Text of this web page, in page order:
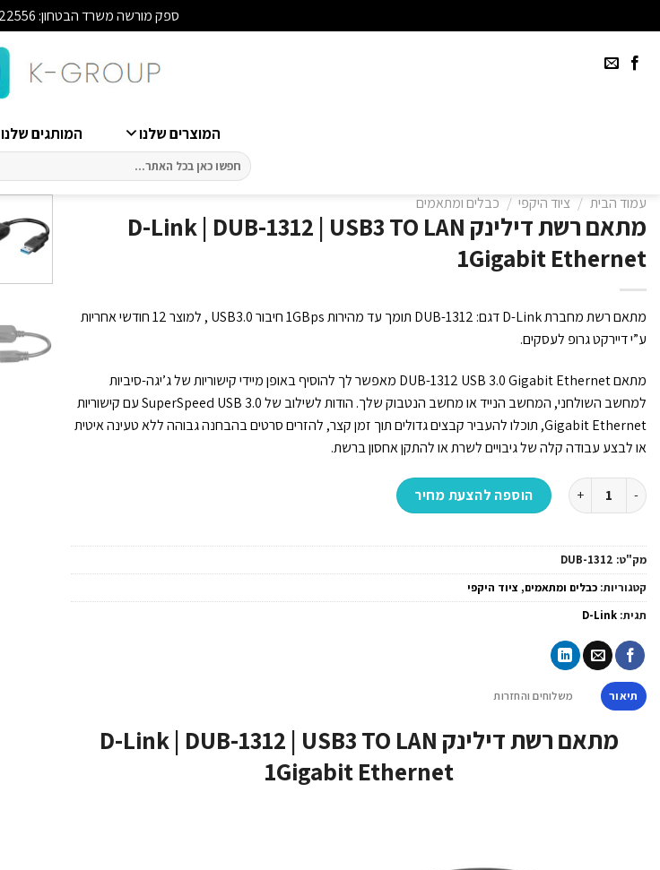
ספק מורשה משרד הבטחון: 0011022556
המוצרים שלנו המותגים שלנו
חיפוש
עבור:
עמוד הבית / ציוד היקפי / כבלים ומתאמים
מתאם רשת דילינק D-Link | DUB-1312 | USB3 TO LAN
1Gigabit Ethernet
מתאם רשת מחברת D-Link דגם: DUB-1312 תומך עד מהירות 1GBps חיבור USB3.0 , למוצר 12 חודשי אחריות
ע”י דיירקט גרופ לעסקים.
מתאם DUB-1312 USB 3.0 Gigabit Ethernet מאפשר לך להוסיף באופן מיידי קישוריות של ג’יגה-סיביות
למחשב השולחני, המחשב הנייד או מחשב הנטבוק שלך. הודות לשילוב של SuperSpeed USB 3.0 עם קישוריות
Gigabit Ethernet, תוכלו להעביר קבצים גדולים תוך זמן קצר, להזרים סרטים בהבחנה גבוהה ללא טעינה איטית
או לבצע עבודה קלה של גיבויים לשרת או להתקן אחסון ברשת.
כמות של מתאם רשת דילינק D-Link | DUB-1312 | USB3 TO LAN 1Gigabit Ethernetהוספה להצעת מחיר
מק"ט: DUB-1312
קטגוריות: כבלים ומתאמים, ציוד היקפי
תגית: D-Link
תיאור משלוחים והחזרות
מתאם רשת דילינק D-Link | DUB-1312 | USB3 TO LAN
1Gigabit Ethernet